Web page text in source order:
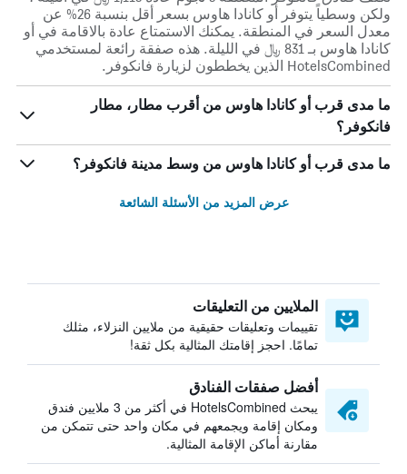
ولكن وسطياً يتوفر أو كانادا هاوس بسعر أقل بنسبة 26% عن
معدل السعر في المنطقة. يمكنك الاستمتاع عادة بالاقامة في أو
كانادا هاوس بـ 831 ﷼ في الليلة. هذه صفقة رائعة لمستخدمي
HotelsCombined الذين يخططون لزيارة فانكوفر.
ما مدى قرب أو كانادا هاوس من أقرب مطار، مطار
فانكوفر؟
ما مدى قرب أو كانادا هاوس من وسط مدينة فانكوفر؟
عرض المزيد من الأسئلة الشائعة
الملايين من التعليقات
تقييمات وتعليقات حقيقية من ملايين النزلاء، مثلك
تمامًا. احجز إقامتك المثالية بكل ثقة!
أفضل صفقات الفنادق
يبحث HotelsCombined في أكثر من 3 ملايين فندق
ومكان إقامة ويجمعهم في مكان واحد حتى تتمكن من
مقارنة أماكن الإقامة المثالية.